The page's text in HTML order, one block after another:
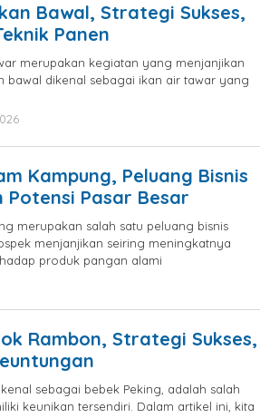
Bawal, Strategi Sukses,
Panen
merupakan kegiatan yang menjanjikan
bawal dikenal sebagai ikan air tawar yang
Kampung, Peluang Bisnis
Potensi Pasar Besar
merupakan salah satu peluang bisnis
menjanjikan seiring meningkatnya
produk pangan alami
Rambon, Strategi Sukses,
sebagai bebek Peking, adalah salah
keunikan tersendiri. Dalam artikel ini, kita